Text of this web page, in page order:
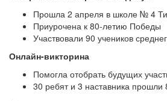
Прошла 2 апреля в школе № 4
Приурочена к 80-летию Победы
Участвовали 90 учеников
Онлайн-викторина
Помогла отобрать будущих
30 ребят и 3 наставника прошли